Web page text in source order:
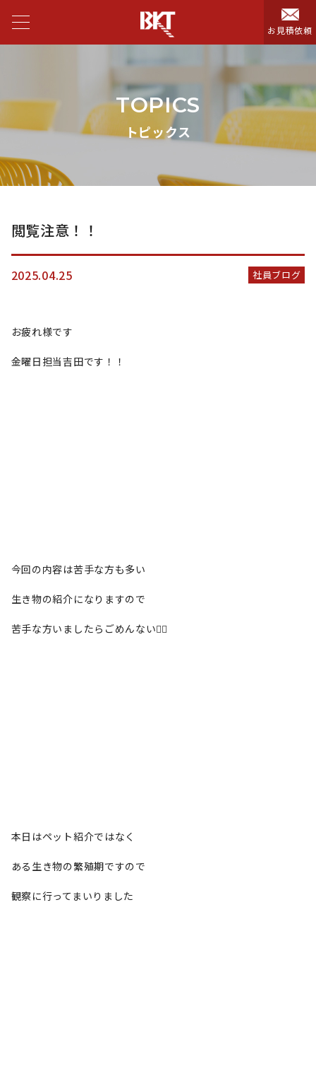
お見積依頼
TOPICS
トピックス
閲覧注意！！
2025.04.25 社員ブログ
お疲れ様です
金曜日担当吉田です！！
今回の内容は苦手な方も多い
生き物の紹介になりますので
苦手な方いましたらごめんない🙇‍♀️
本日はペット紹介ではなく
ある生き物の繁殖期ですので
観察に行ってまいりました